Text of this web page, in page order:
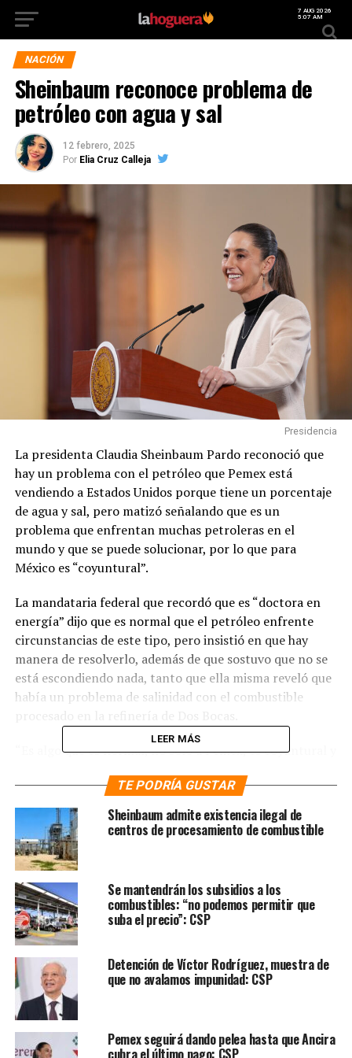
7 AUG 2026
5:07 AM
NACIÓN
Sheinbaum reconoce problema de
petróleo con agua y sal
12 febrero, 2025
Por Elia Cruz Calleja
Presidencia
La presidenta Claudia Sheinbaum Pardo reconoció que
hay un problema con el petróleo que Pemex está
vendiendo a Estados Unidos porque tiene un porcentaje
de agua y sal, pero matizó señalando que es un
problema que enfrentan muchas petroleras en el
mundo y que se puede solucionar, por lo que para
México es “coyuntural”.
La mandataria federal que recordó que es “doctora en
energía” dijo que es normal que el petróleo enfrente
circunstancias de este tipo, pero insistió en que hay
manera de resolverlo, además de que sostuvo que no se
está escondiendo nada, tanto que ella misma reveló que
había un problema de salinidad con el combustible
“Es algo que es normal, no sólo a Pemex, es coyuntural y
técnicas, que permite quitarle el agua, salinidad, lo que
suministra la refinería Olmeca, ayer están a punto de
resolverlo en los próximos días. Se dan, no es que ahora
sea un problema especial y vamos a producir 1.3
millones que se necesitan, está haciendo Pemex todo lo
que tiene que hacer para resolver el problema”, aseguró
al tiempo que dijo que la promesa de Pemex es poner
nuevamente en funcionamiento a la nueva refinería este
mismo mes de febrero.
Te puede interesar:Sheinbaum
busca que gasolinas no pasen los 24
pesos por litro
LEER MÁS
TE PODRÍA GUSTAR
Sheinbaum admite existencia ilegal de
centros de procesamiento de combustible
Se mantendrán los subsidios a los
combustibles: “no podemos permitir que
suba el precio”: CSP
Detención de Víctor Rodríguez, muestra de
que no avalamos impunidad: CSP
Pemex seguirá dando pelea hasta que Ancira
cubra el último pago: CSP